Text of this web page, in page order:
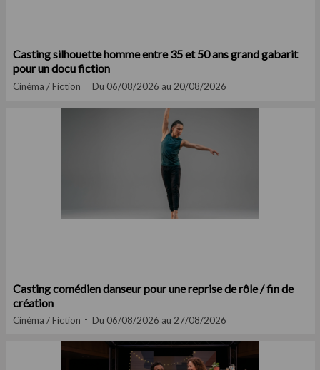
Casting silhouette homme entre 35 et 50 ans grand gabarit
pour un docu fiction
Cinéma / Fiction Du 06/08/2026 au 20/08/2026
Casting comédien danseur pour une reprise de rôle / fin de
création
Cinéma / Fiction Du 06/08/2026 au 27/08/2026